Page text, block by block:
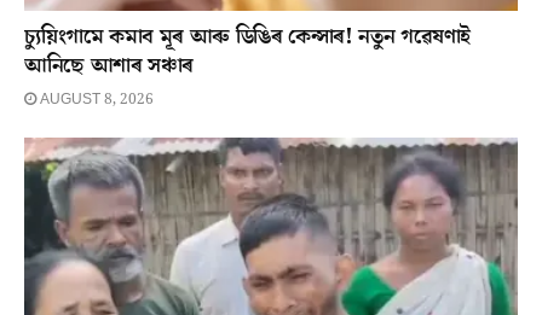
চ্যুয়িংগামে কমাব মূৰ আৰু ডিঙিৰ কেন্সাৰ! নতুন গৱেষণাই
আনিছে আশাৰ সঞ্চাৰ
AUGUST 8, 2026